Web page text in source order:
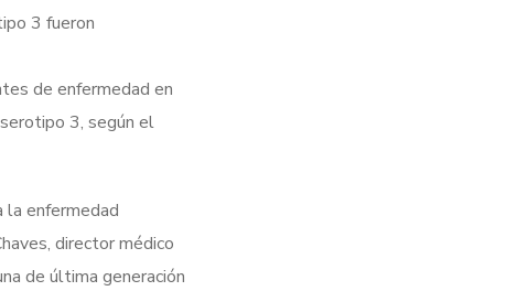
3 fueron
de enfermedad en
3, según el
la enfermedad
director médico
de última generación